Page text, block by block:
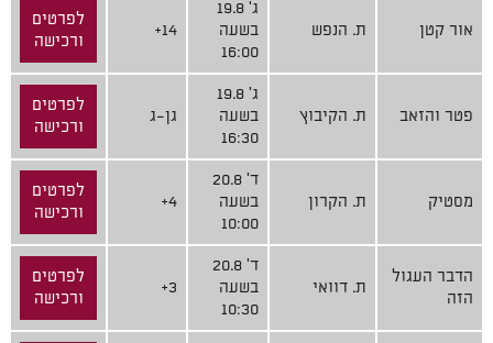
אור קטן ת. הנפש
ג' 19.8
בשעה
16:00
14+
לפרטים
ורכישה
פטר והזאב ת. הקיבוץ
ג' 19.8
בשעה
16:30
גן-ג
לפרטים
ורכישה
מסטיק ת. הקרון
ד' 20.8
בשעה
10:00
4+
לפרטים
ורכישה
הדבר העגול
הזה
ת. דוואי
ד' 20.8
בשעה
10:30
3+
לפרטים
ורכישה